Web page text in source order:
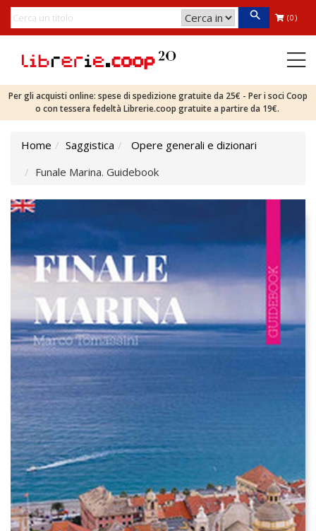
(0)
Per gli acquisti online: spese di spedizione gratuite da 25€ - Per i soci Coop
o con tessera fedeltà Librerie.coop gratuite a partire da 19€.
Home Saggistica
Opere generali e dizionari
Funale Marina. Guidebook